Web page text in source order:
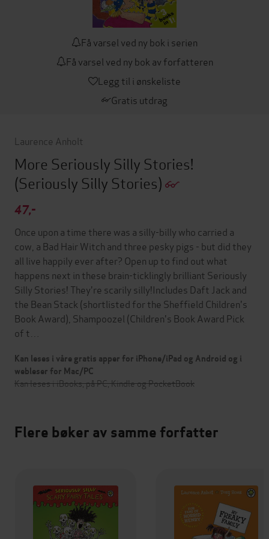
Få varsel ved ny bok i serien
Få varsel ved ny bok av forfatteren
Legg til i ønskeliste
Gratis utdrag
Laurence Anholt
More Seriously Silly Stories!
(Seriously Silly Stories)
47,-
Once upon a time there was a silly-billy who carried a
cow, a Bad Hair Witch and three pesky pigs - but did they
all live happily ever after? Open up to find out what
happens next in these brain-ticklingly brilliant Seriously
Silly Stories! They're scarily silly!Includes Daft Jack and
the Bean Stack (shortlisted for the Sheffield Children's
Book Award), Shampoozel (Children's Book Award Pick
of t…
Kan leses i våre gratis apper for iPhone/iPad og Android og i
webleser for Mac/PC
Kan leses i iBooks, på PC, Kindle og PocketBook
Flere bøker av samme forfatter